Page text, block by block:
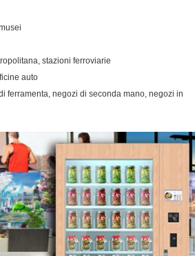
Invia
stazioni ferroviarie
auto
ferramenta, negozi di seconda mano, negozi in